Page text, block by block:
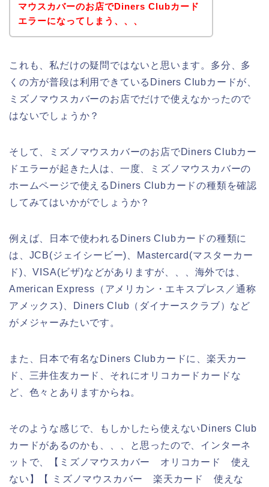
マウスカバーのお店でDiners Clubカード
エラーになってしまう、、、
これも、私だけの疑問ではないと思います。多分、多
くの方が普段は利用できているDiners Clubカードが、
ミズノマウスカバーのお店でだけで使えなかったので
はないでしょうか？
そして、ミズノマウスカバーのお店でDiners Clubカー
ドエラーが起きた人は、一度、ミズノマウスカバーの
ホームページで使えるDiners Clubカードの種類を確認
してみてはいかがでしょうか？
例えば、日本で使われるDiners Clubカードの種類に
は、JCB(ジェイシービー)、Mastercard(マスターカー
ド)、VISA(ビザ)などがありますが、、、海外では、
American Express（アメリカン・エキスプレス／通称
アメックス)、Diners Club（ダイナースクラブ）など
がメジャーみたいです。
また、日本で有名なDiners Clubカードに、楽天カー
ド、三井住友カード、それにオリコカードカードな
ど、色々とありますからね。
そのような感じで、もしかしたら使えないDiners Club
カードがあるのかも、、、と思ったので、インターネ
ットで、【ミズノマウスカバー オリコカード 使え
ない】【 ミズノマウスカバー 楽天カード 使えな